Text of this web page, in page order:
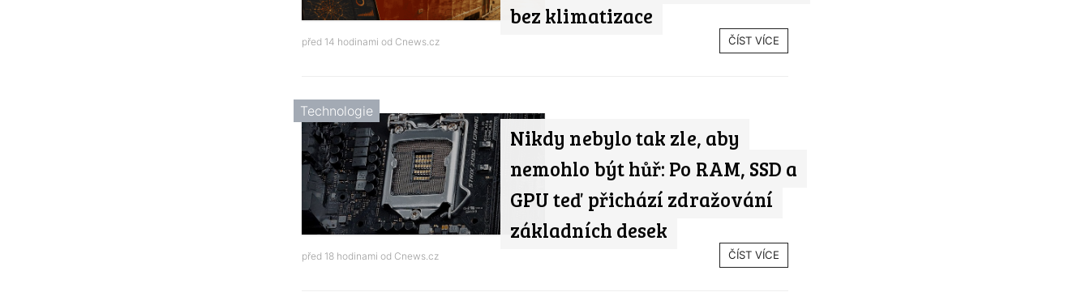
bez klimatizace
před 14 hodinami od Cnews.cz ČÍST VÍCE
Nikdy nebylo tak zle, aby
nemohlo být hůř: Po RAM, SSD a
GPU teď přichází zdražování
základních desek
Technologie
před 18 hodinami od Cnews.cz ČÍST VÍCE